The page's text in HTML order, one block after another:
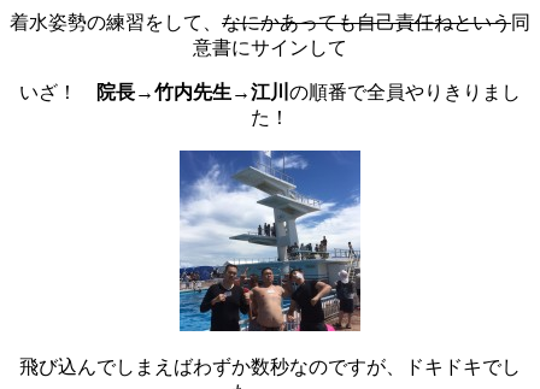
着水姿勢の練習をして、 なにかあっても自己責任ねという同
意書にサインして
いざ！ 院長→竹内先生→江川 の順番で全員やりきりまし
た！
飛び込んでしまえばわずか数秒なのですが、ドキドキでし